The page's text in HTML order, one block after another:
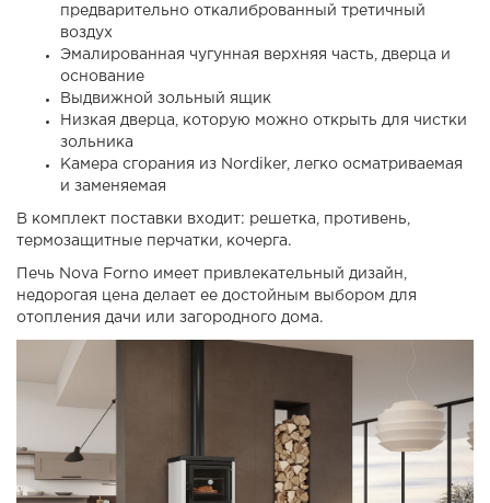
предварительно откалиброванный третичный
воздух
Эмалированная чугунная верхняя часть, дверца и
основание
Выдвижной зольный ящик
Низкая дверца, которую можно открыть для чистки
зольника
Камера сгорания из Nordiker, легко осматриваемая
и заменяемая
В комплект поставки входит: решетка, противень,
термозащитные перчатки, кочерга.
Печь Nova Forno имеет привлекательный дизайн,
недорогая цена делает ее достойным выбором для
отопления дачи или загородного дома.